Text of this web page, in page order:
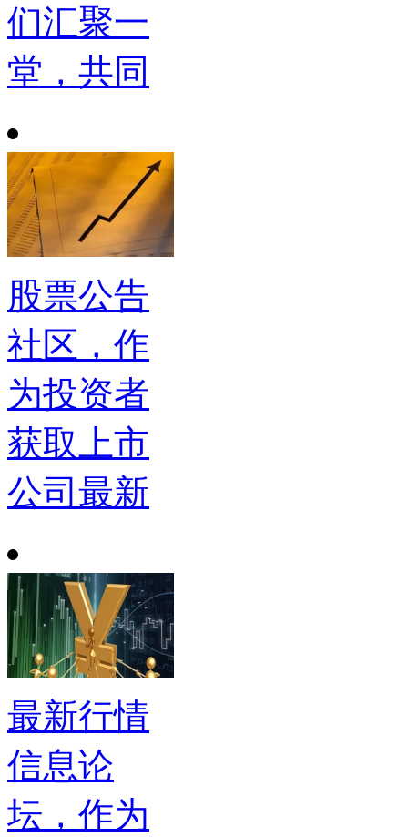
们汇聚一
堂，共同
股票公告
社区，作
为投资者
获取上市
公司最新
最新行情
信息论
坛，作为